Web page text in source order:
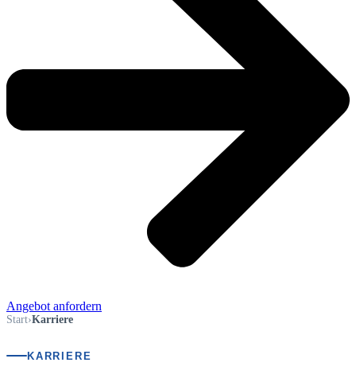
Angebot anfordern
Start›Karriere
KARRIERE